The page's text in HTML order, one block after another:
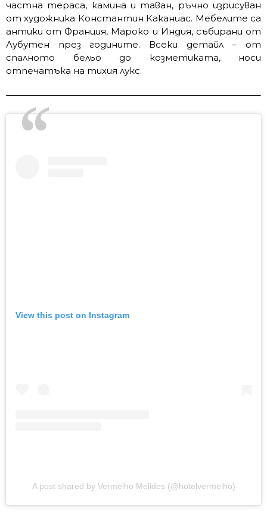
частна тераса, камина и таван, ръчно изрисуван
от художника Константин Каканиас. Мебелите са
антики от Франция, Мароко и Индия, събирани от
Лубутен през годините. Всеки детайл – от
спалното бельо до козметиката, носи
отпечатъка на тихия лукс.
View this post on Instagram
A post shared by Vermelho Melides (@hotelvermelho)